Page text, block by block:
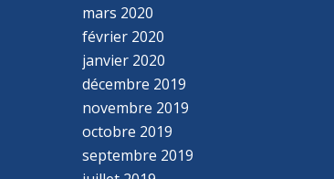
mars 2020
février 2020
janvier 2020
décembre 2019
novembre 2019
octobre 2019
septembre 2019